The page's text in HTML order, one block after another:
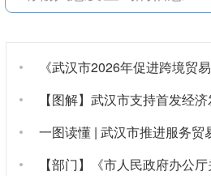
《武汉市2026年促进跨境贸
【图解】武汉市支持首发经
一图读懂 | 武汉市推进服务贸